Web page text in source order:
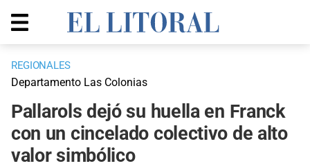
REGIONALES
Departamento Las Colonias
Pallarols dejó su huella en Franck
con un cincelado colectivo de alto
valor simbólico